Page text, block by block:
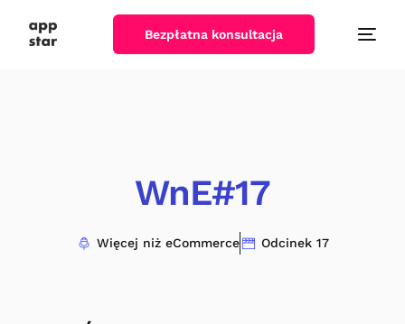
Bezpłatna konsultacja
WnE#17
Więcej niż eCommerce Odcinek 17